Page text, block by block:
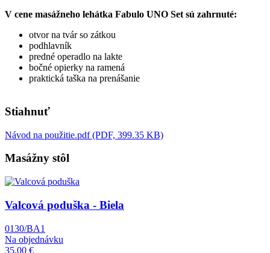
V cene masážneho lehátka Fabulo UNO Set sú zahrnuté:
otvor na tvár so zátkou
podhlavník
predné operadlo na lakte
bočné opierky na ramená
praktická taška na prenášanie
Stiahnuť
Návod na použitie.pdf (PDF, 399.35 KB)
Masážny stôl
Obrázok
Valcová poduška - Biela
0130/BA1
Na objednávku
35,00 €